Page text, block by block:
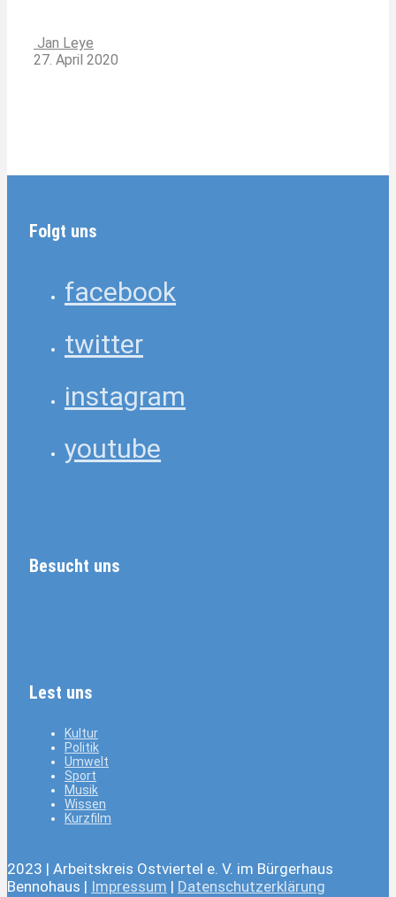
Jan Leye
27. April 2020
Folgt uns
facebook
twitter
instagram
youtube
Besucht uns
Lest uns
Kultur
Politik
Umwelt
Sport
Musik
Wissen
Kurzfilm
2023 | Arbeitskreis Ostviertel e. V. im Bürgerhaus
Bennohaus | Impressum | Datenschutzerklärung